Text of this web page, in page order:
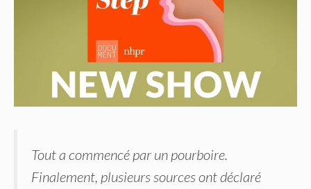
Tout a commencé par un pourboire.
Finalement, plusieurs sources ont déclaré